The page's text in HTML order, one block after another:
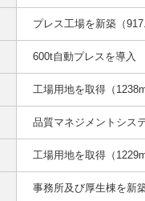
プレス工場を新築（
600t自動プレスを導入
工場用地を取得（
品質マネジメントシス
工場用地を取得（
事務所及び厚生棟を新